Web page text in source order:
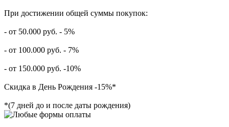
При достижении общей суммы покупок:
- от 50.000 руб. - 5%
- от 100.000 руб. - 7%
- от 150.000 руб. -10%
Скидка в День Рождения -15%*
*(7 дней до и после даты рождения)